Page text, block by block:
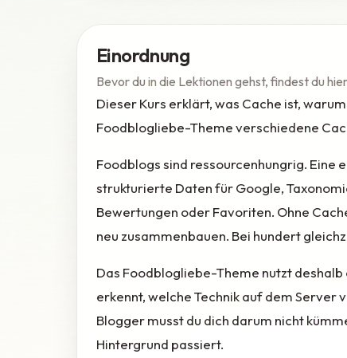
Einordnung
Bevor du in die Lektionen gehst, findest du
Dieser Kurs erklärt, was Cache ist,
Foodblogliebe-Theme verschiedene
Foodblogs sind ressourcenhungrig.
strukturierte Daten für Google,
Bewertungen oder Favoriten. Ohne
neu zusammenbauen. Bei hundert
Das Foodblogliebe-Theme nutzt
erkennt, welche Technik auf dem Server
Blogger musst du dich darum nicht
Hintergrund passiert.